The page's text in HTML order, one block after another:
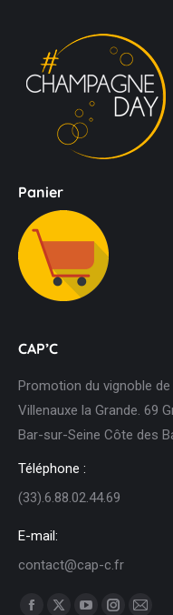
Panier
CAP’C
Promotion du vignoble
Villenauxe la Grande. 69
Bar-sur-Seine Côte des
Téléphone :
(33).6.88.02.44.69
E-mail:
contact@cap-c.fr
Trouvez nous sur :